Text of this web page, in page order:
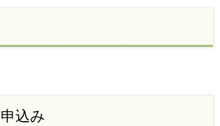
込み